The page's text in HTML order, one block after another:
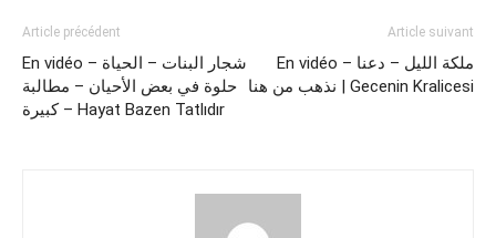
Article précédent
En vidéo – شجار البنات – الحياة
حلوة في بعض الأحيان – مطالبة
كبيرة – Hayat Bazen Tatlıdır
Article suivant
En vidéo – ملكة الليل – دعنا
نذهب من هنا | Gecenin Kralicesi